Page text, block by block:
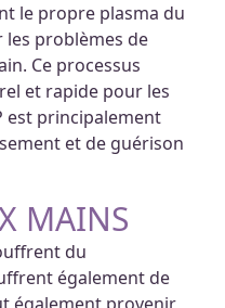
le propre plasma du
problèmes de
Ce processus
et rapide pour les
est principalement
et de guérison
MAINS
du
également de